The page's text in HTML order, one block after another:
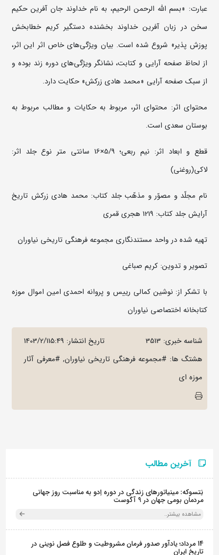
عبارت: «بسم الله الرحمن الرحیم، به نام خداوند جان آفرین حکیم
سخن در زبان آفرین خداوند بخشنده دستگیر کریم خطابخش
پوزش پذیر» شروع شده است. بیان ویژگی‌های خاص اثر این اثر،
از لحاظ صفحه آرایی و کتابت، نشانگر ویژگی‌های دوره زند بوده و
از سبک صفحه آرایی «محمد هادی زرکش» حکایت دارد.
محتوای اثر: محتوای اثر، مربوط به حکایات و مطالب مربوط به
بوستان سعدی است.
قطع و ابعاد اثر: نیم ربعی؛ 5/9×16 سانتی متر نوع جلد اثر:
لاکی(روغنی)
نام مجلّد و مصوّر و مذهّب جلد کتاب: محمد هادی زرکش تاریخ
آرایش جلد کتاب: 1219 هجری قمری
تهیه شده در واحد مستندنگاری مجموعه فرهنگی تاریخی نیاوران
تصویر و تدوین: کریم صباغی
با تشکر از: نوشین کمالی رییس و پروانه احمدی امین اموال موزه
کتابخانه اختصاصی نیاوران
شناسه خبری: 3513 تاریخ انتشار: 1403/2/115:49
هشتگ ها: #مجموعه فرهنگی تاریخی نیاوران, #معرفی آثار
موزه ای
آخرین مطالب
نِتسوکه: مینیاتورهای زندگی در دوره اِدو به مناسبت روز جهانی
مردمان بومی جهان در 9 آگوست
مشاهده بیشتر..
14 مرداد؛ یادآور صدور فرمان مشروطیت و طلوع فصل نوینی در
تاریخ ایران